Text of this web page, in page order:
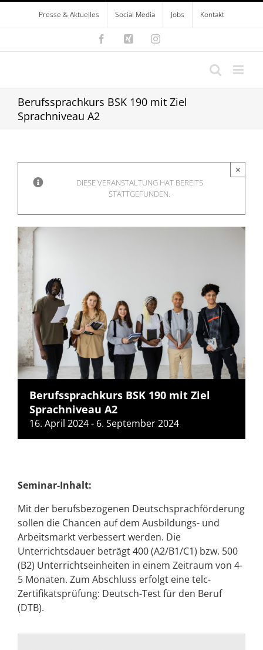
Zum
springen
Presse & Aktuelles Social Media Jobs Kontakt
FacebookXing Instagram
Berufssprachkurs BSK 190 mit Ziel
Sprachniveau A2
DIESE VERANSTALTUNG HAT BEREITS
STATTGEFUNDEN.
×
Berufssprachkurs BSK 190 mit Ziel
Sprachniveau A2
16. April 2024- 6. September 2024
Seminar-Inhalt:
Mit der berufsbezogenen Deutschsprachförderung
sollen die Chancen auf dem Ausbildungs- und
Arbeitsmarkt verbessert werden. Die
Unterrichtsdauer beträgt 400 (A2/B1/C1) bzw. 500
(B2) Unterrichtseinheiten in einem Zeitraum von 4-
5 Monaten. Zum Abschluss erfolgt eine telc-
Zertifikatsprüfung: Deutsch-Test für den Beruf
(DTB).